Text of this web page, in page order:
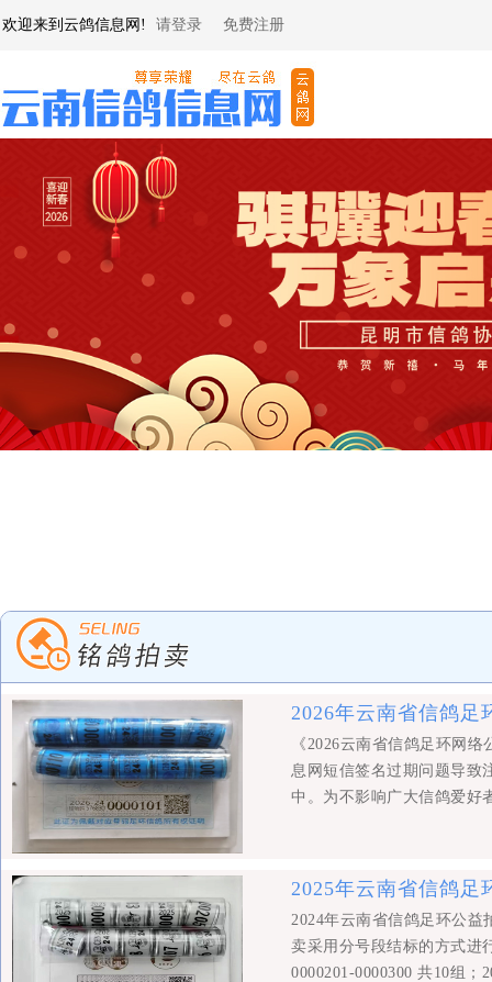
欢迎来到云鸽信息网! 请登录 免费注册
2026年云南省信鸽足
《2026云南省信鸽足环网
息网短信签名过期问题导致
中。为不影响广大信鸽爱好
福！ 昆明市信鸽协会2025
间：2026年1月5日晚上20
段，分20个标段完成。 号段
共10组。
2025年云南省信鸽足
2024年云南省信鸽足环公益
卖采用分号段结标的方式进
0000201-0000300 共10组；